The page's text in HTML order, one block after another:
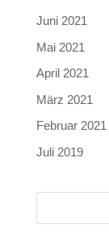
Juni 2021
Mai 2021
April 2021
März 2021
Februar 2021
Juli 2019